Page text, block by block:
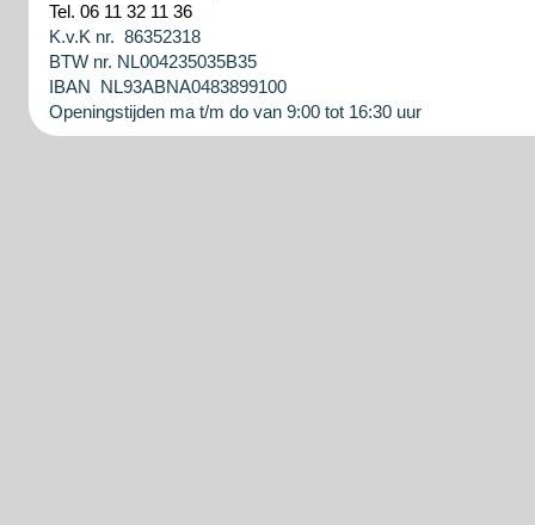
Tel. 06 11 32 11 36
K.v.K nr. 86352318
BTW nr. NL004235035B35
IBAN NL93ABNA0483899100
Openingstijden ma t/m do van 9:00 tot 16:30 uur